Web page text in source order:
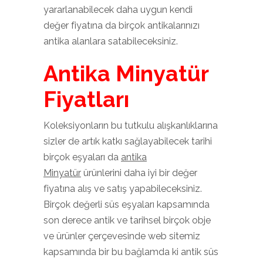
yararlanabilecek daha uygun kendi
değer fiyatına da birçok antikalarınızı
antika alanlara satabileceksiniz.
Antika Minyatür
Fiyatları
Koleksiyonların bu tutkulu alışkanlıklarına
sizler de artık katkı sağlayabilecek tarihi
birçok eşyaları da antika
Minyatür ürünlerini daha iyi bir değer
fiyatına alış ve satış yapabileceksiniz.
Birçok değerli süs eşyaları kapsamında
son derece antik ve tarihsel birçok obje
ve ürünler çerçevesinde web sitemiz
kapsamında bir bu bağlamda ki antik süs